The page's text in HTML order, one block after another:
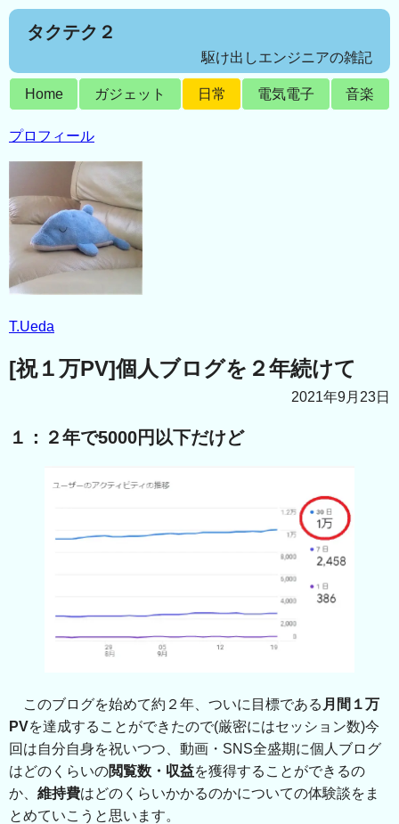
タクテク２
駆け出しエンジニアの雑記
Home ガジェット 日常 電気電子 音楽
プロフィール
T.Ueda
[祝１万PV]個人ブログを２年続けて
2021年9月23日
１：２年で5000円以下だけど
このブログを始めて約２年、ついに目標である 月間１万
PVを達成することができたので(厳密にはセッション数)今
回は自分自身を祝いつつ、動画・SNS全盛期に個人ブログ
はどのくらいの閲覧数・収益を獲得することができるの
か、 維持費はどのくらいかかるのかについての体験談をま
とめていこうと思います。